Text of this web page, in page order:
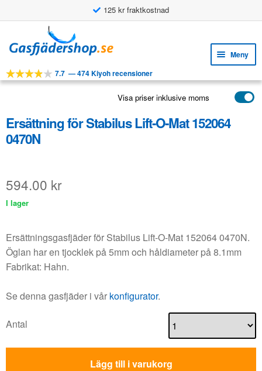
125 kr fraktkostnad
Användningsbara funktioner
till
navigering
till
innehåll
Meny
VERKTYG
APPLIKATIONER
KUNDSERVICE
7.7 —474 Kiyoh recensioner
Visa priser inklusive moms
Ersättning för Stabilus Lift-O-Mat 152064
0470N
594.00 kr
I lager
Ersättningsgasfjäder för Stabilus Lift-O-Mat 152064 0470N.
Öglan har en tjocklek på 5mm och håldiameter på 8.1mm
Fabrikat: Hahn.
Se denna gasfjäder i vår konfigurator.
Antal
Lägg till i varukorg